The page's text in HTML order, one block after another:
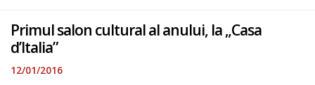
Primul salon cultural al anului, la „Casa
d’Italia”
12/01/2016